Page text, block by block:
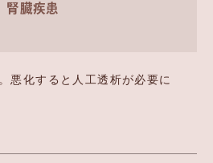
腎臓疾患
悪化すると人工透析が必要に